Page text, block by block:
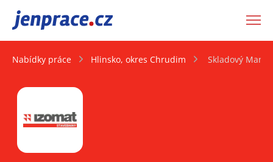
JenPráce.cz
Nabídky práce Hlinsko, okres Chrudim Skladový